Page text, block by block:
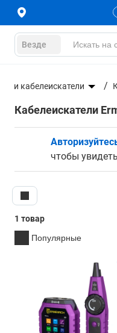
Везде
и кабелеискатели
Кабелеискатели
чтобы
1 товар
Популярные